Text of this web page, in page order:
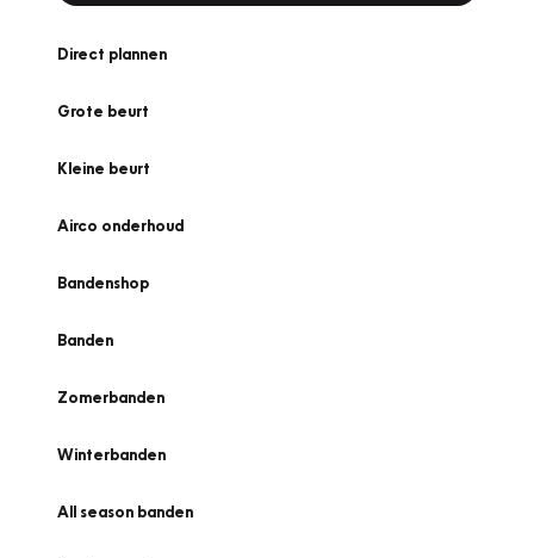
Direct plannen
Grote beurt
Kleine beurt
Airco onderhoud
Bandenshop
Banden
Zomerbanden
Winterbanden
All season banden